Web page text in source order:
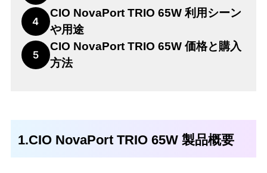
4
CIO NovaPort TRIO 65W 利用シーン
や用途
5
CIO NovaPort TRIO 65W 価格と購入
方法
1.CIO NovaPort TRIO 65W 製品概要